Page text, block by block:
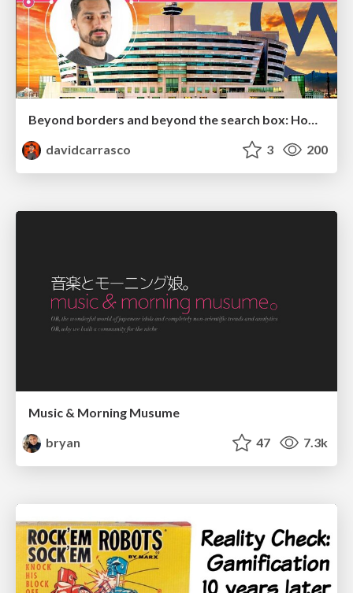
Beyond borders and beyond the search box: How to win the global "messy middle" with AI-driven SEO
davidcarrasco
3 200
Music & Morning Musume
bryan
47 7.3k